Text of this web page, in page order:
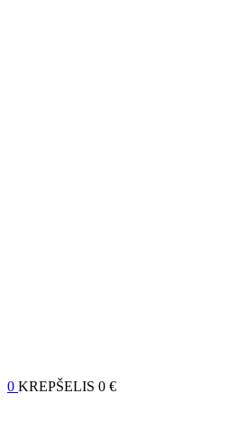
0 KREPŠELIS 0 €